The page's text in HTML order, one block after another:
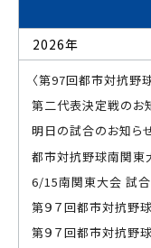
2026年
〈第97回都市対抗野
第二代表決定戦のお
明日の試合のお知ら
都市対抗野球南関東
6/15南関東大会 試
第９７回都市対抗野
第９７回都市対抗野